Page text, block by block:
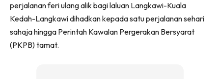
perjalanan feri ulang alik bagi laluan Langkawi-Kuala
Kedah-Langkawi dihadkan kepada satu perjalanan sehari
sahaja hingga Perintah Kawalan Pergerakan Bersyarat
(PKPB) tamat.